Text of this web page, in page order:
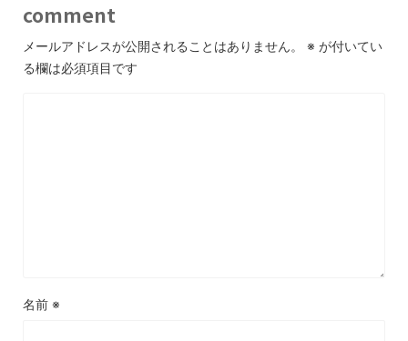
comment
メールアドレスが公開されることはありません。 ※ が付いてい
る欄は必須項目です
名前 ※